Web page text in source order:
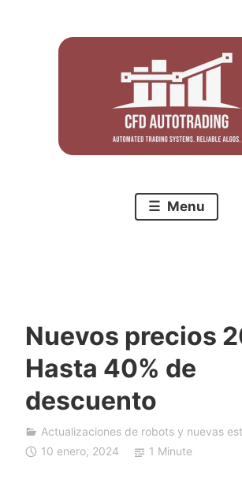
Menu
Nuevos precios
Hasta 40% de
descuento
F
A
u
t
Actualizaciones de robots y nuevas
10 enero, 2024
1 Minute